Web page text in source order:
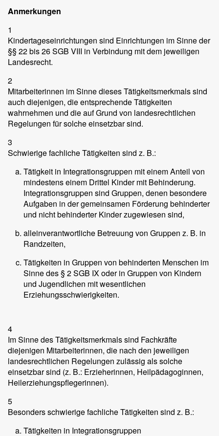
Anmerkungen
1
Kindertageseinrichtungen sind Einrichtungen im Sinne der
§§ 22 bis 26 SGB VIII in Verbindung mit dem jeweiligen
Landesrecht.
2
Mitarbeiterinnen im Sinne dieses Tätigkeitsmerkmals sind
auch diejenigen, die entsprechende Tätigkeiten
wahrnehmen und die auf Grund von landesrechtlichen
Regelungen für solche einsetzbar sind.
3
Schwierige fachliche Tätigkeiten sind z. B.:
Tätigkeit in Integrationsgruppen mit einem Anteil von
mindestens einem Drittel Kinder mit Behinderung.
Integrationsgruppen sind Gruppen, denen besondere
Aufgaben in der gemeinsamen Förderung behinderter
und nicht behinderter Kinder zugewiesen sind,
alleinverantwortliche Betreuung von Gruppen z. B. in
Randzeiten,
Tätigkeiten in Gruppen von behinderten Menschen im
Sinne des § 2 SGB IX oder in Gruppen von Kindern
und Jugendlichen mit wesentlichen
Erziehungsschwierigkeiten.
4
Im Sinne des Tätigkeitsmerkmals sind Fachkräfte
diejenigen Mitarbeiterinnen, die nach den jeweiligen
landesrechtlichen Regelungen zulässig als solche
einsetzbar sind (z. B.: Erzieherinnen, Heilpädagoginnen,
Heilerziehungspflegerinnen).
5
Besonders schwierige fachliche Tätigkeiten sind z. B.:
Tätigkeiten in Integrationsgruppen